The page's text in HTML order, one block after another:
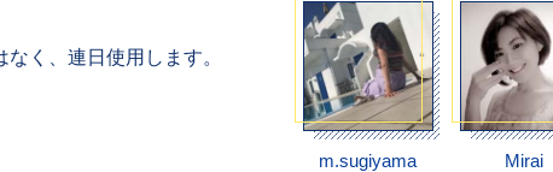
く、連日使用します。
m.sugiyama Mirai